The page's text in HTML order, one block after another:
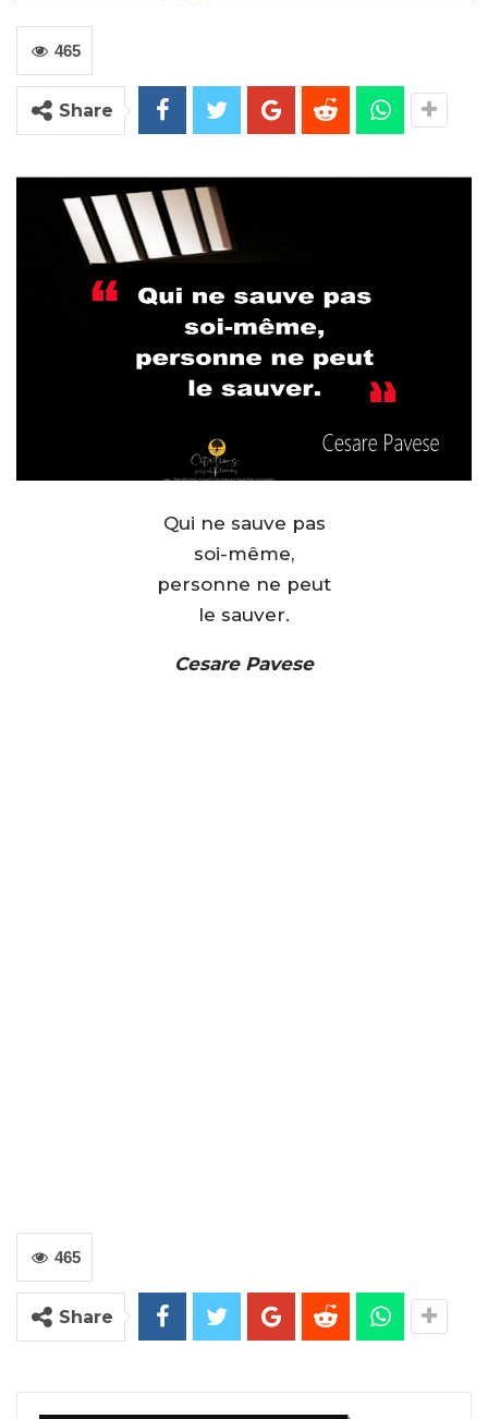
465
Share
Qui ne sauve pas
soi-même,
personne ne peut
le sauver.
Cesare Pavese
465
Share